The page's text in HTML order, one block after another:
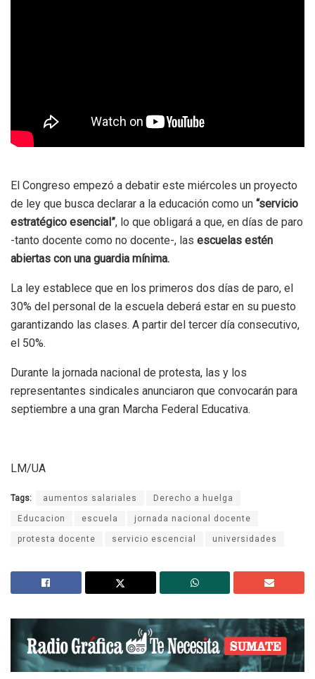
El Congreso empezó a debatir este miércoles un proyecto
de ley que busca declarar a la educación como un “servicio
estratégico esencial”, lo que obligará a que, en días de paro
-tanto docente como no docente-, las escuelas estén
abiertas con una guardia mínima.
La ley establece que en los primeros dos días de paro, el
30% del personal de la escuela deberá estar en su puesto
garantizando las clases. A partir del tercer día consecutivo,
el 50%.
Durante la jornada nacional de protesta, las y los
representantes sindicales anunciaron que convocarán para
septiembre a una gran Marcha Federal Educativa.
LM/UA
Tags: aumentos salariales Derecho a huelga
Educacion escuela jornada nacional docente
protesta docente servicio escencial universidades